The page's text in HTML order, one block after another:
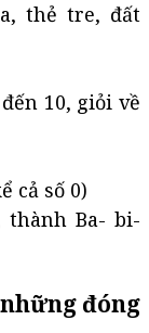
thẻ tre, đất
10, giỏi về
cả số 0)
Ba- bi-
đóng